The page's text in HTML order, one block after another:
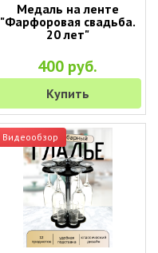
Медаль на ленте
"Фарфоровая свадьба.
20 лет"
400 руб.
Купить
Видеообзор